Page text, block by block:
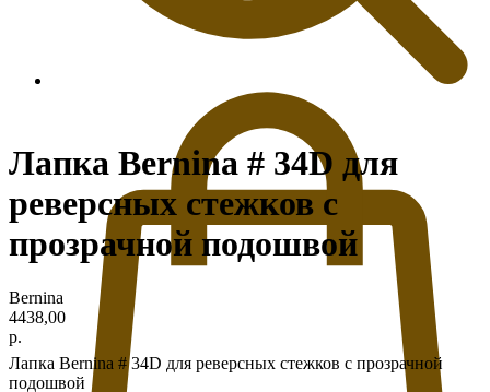
Лапка Bernina # 34D для
реверсных стежков с
прозрачной подошвой
Bernina
4438,00
р.
Лапка Bernina # 34D для реверсных стежков с прозрачной
подошвой